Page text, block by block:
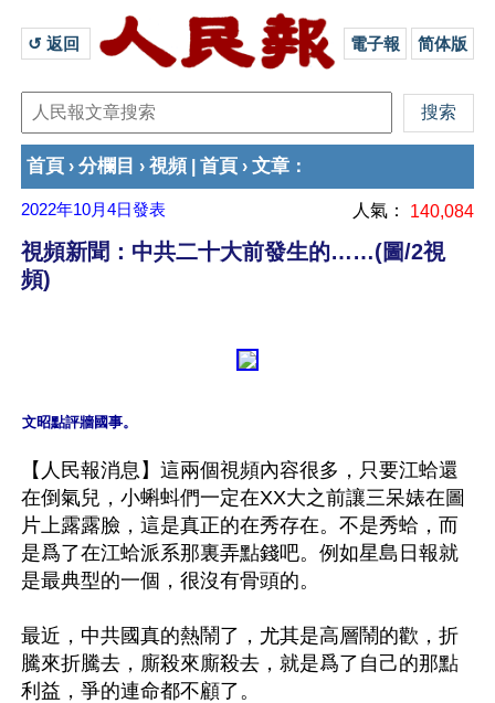
↺ 返回 電子報 简体版
首頁 › 分欄目 › 視頻 首頁 › 文章 ：
2022年10月4日發表 人氣： 140,084
視頻新聞：中共二十大前發生的……(圖/2視
頻)
文昭點評牆國事。
【人民報消息】這兩個視頻內容很多，只要江蛤還
在倒氣兒，小蝌蚪們一定在XX大之前讓三呆婊在圖
片上露露臉，這是真正的在秀存在。不是秀蛤，而
是爲了在江蛤派系那裏弄點錢吧。例如星島日報就
是最典型的一個，很沒有骨頭的。
最近，中共國真的熱鬧了，尤其是高層鬧的歡，折
騰來折騰去，廝殺來廝殺去，就是爲了自己的那點
利益，爭的連命都不顧了。